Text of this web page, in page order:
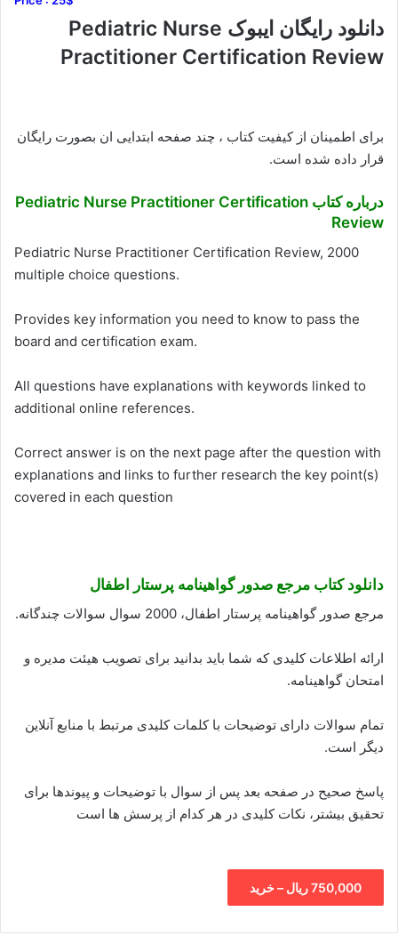
دانلود رایگان ایبوک Pediatric Nurse
Practitioner Certification Review
برای اطمینان از کیفیت کتاب ، چند صفحه ابتدایی ان بصورت رایگان
قرار داده شده است.
درباره کتاب Pediatric Nurse Practitioner Certification
Review
Pediatric Nurse Practitioner Certification Review, 2000
multiple choice questions.
Provides key information you need to know to pass the
board and certification exam.
All questions have explanations with keywords linked to
additional online references.
Correct answer is on the next page after the question with
explanations and links to further research the key point(s)
covered in each question
دانلود کتاب مرجع صدور گواهینامه پرستار اطفال
مرجع صدور گواهینامه پرستار اطفال، 2000 سوال سوالات چندگانه.
ارائه اطلاعات کلیدی که شما باید بدانید برای تصویب هیئت مدیره و
امتحان گواهینامه.
تمام سوالات دارای توضیحات با کلمات کلیدی مرتبط با منابع آنلاین
دیگر است.
پاسخ صحیح در صفحه بعد پس از سوال با توضیحات و پیوندها برای
تحقیق بیشتر، نکات کلیدی در هر کدام از پرسش ها است
750,000 ریال – خرید